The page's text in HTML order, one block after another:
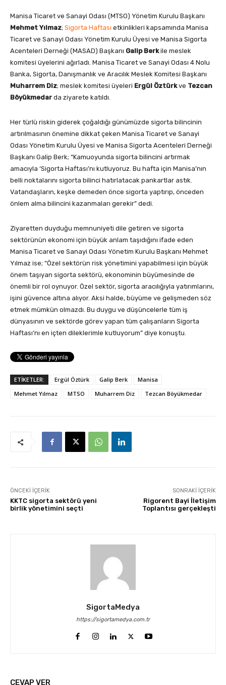
Manisa Ticaret ve Sanayi Odası (MTSO) Yönetim Kurulu Başkanı
Mehmet Yılmaz; Sigorta Haftası etkinlikleri kapsamında Manisa
Ticaret ve Sanayi Odası Yönetim Kurulu Üyesi ve Manisa Sigorta
Acenteleri Derneği (MASAD) Başkanı Galip Berkile meslek
komitesi üyelerini ağırladı. Manisa Ticaret ve Sanayi Odası 4 Nolu
Banka, Sigorta, Danışmanlık ve Aracılık Meslek Komitesi Başkanı
Muharrem Diz; meslek komitesi üyeleri Ergül Öztürkve Tezcan
Böyükmedar da ziyarete katıldı.
Her türlü riskin giderek çoğaldığı günümüzde sigorta bilincinin
artırılmasının önemine dikkat çeken Manisa Ticaret ve Sanayi
Odası Yönetim Kurulu Üyesi ve Manisa Sigorta Acenteleri Derneği
Başkanı Galip Berk; “Kamuoyunda sigorta bilincini artırmak
amacıyla ‘Sigorta Haftası’nı kutluyoruz. Bu hafta için Manisa’nın
belli noktalarını sigorta bilinci hatırlatacak pankartlar astık.
Vatandaşların, keşke demeden önce sigorta yaptırıp, önceden
önlem alma bilincini kazanmaları gerekir” dedi.
Ziyaretten duyduğu memnuniyeti dile getiren ve sigorta
sektörünün ekonomi için büyük anlam taşıdığını ifade eden
Manisa Ticaret ve Sanayi Odası Yönetim Kurulu Başkanı Mehmet
Yılmaz ise; “Özel sektörün risk yönetimini yapabilmesi için büyük
önem taşıyan sigorta sektörü, ekonominin büyümesinde de
önemli bir rol oynuyor. Özel sektör, sigorta aracılığıyla yatırımlarını,
işini güvence altına alıyor. Aksi halde, büyüme ve gelişmeden söz
etmek mümkün olmazdı. Bu duygu ve düşüncelerle tüm iş
dünyasının ve sektörde görev yapan tüm çalışanların Sigorta
Haftası’nı en içten dileklerimle kutluyorum” diye konuştu.
ETİKETLER: Ergül Öztürk Galip Berk
Manisa
Mehmet Yılmaz
MTSO Muharrem Diz Tezcan Böyükmedar
ÖNCEKI İÇERIK
KKTC sigorta sektörü yeni
birlik yönetimini seçti
SONRAKI İÇERIK
Rigorent Bayi İletişim
Toplantısı gerçekleşti
SigortaMedya
https://sigortamedya.com.tr
CEVAP VER